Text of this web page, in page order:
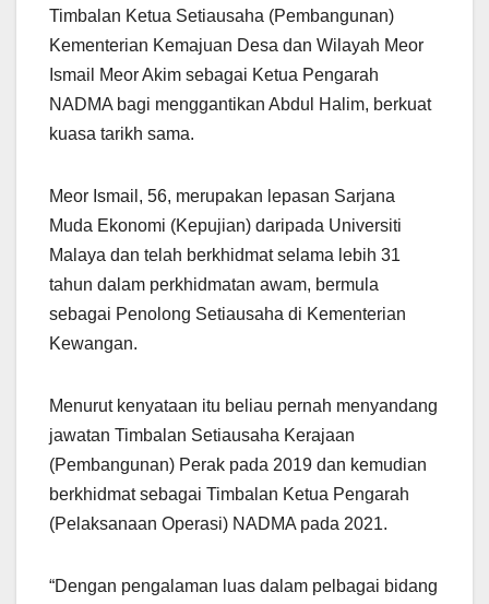
Timbalan Ketua Setiausaha (Pembangunan)
Kementerian Kemajuan Desa dan Wilayah Meor
Ismail Meor Akim sebagai Ketua Pengarah
NADMA bagi menggantikan Abdul Halim, berkuat
kuasa tarikh sama.
Meor Ismail, 56, merupakan lepasan Sarjana
Muda Ekonomi (Kepujian) daripada Universiti
Malaya dan telah berkhidmat selama lebih 31
tahun dalam perkhidmatan awam, bermula
sebagai Penolong Setiausaha di Kementerian
Kewangan.
Menurut kenyataan itu beliau pernah menyandang
jawatan Timbalan Setiausaha Kerajaan
(Pembangunan) Perak pada 2019 dan kemudian
berkhidmat sebagai Timbalan Ketua Pengarah
(Pelaksanaan Operasi) NADMA pada 2021.
“Dengan pengalaman luas dalam pelbagai bidang